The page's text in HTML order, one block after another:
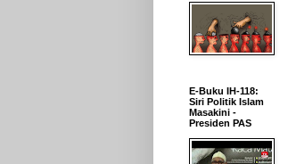
E-Buku IH-118:
Siri Politik Islam
Masakini -
Presiden PAS